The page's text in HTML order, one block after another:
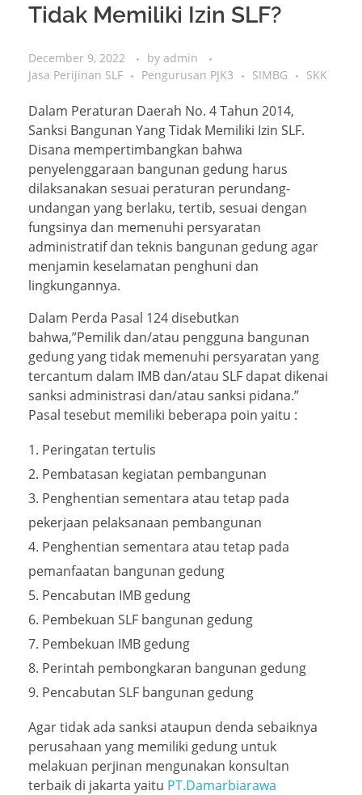
Tidak Memiliki Izin SLF?
December 9, 2022 by admin
Jasa Perijinan SLF
Pengurusan PJK3 SIMBG SKK
Dalam Peraturan Daerah No. 4 Tahun 2014,
Sanksi Bangunan Yang Tidak Memiliki Izin SLF.
Disana mempertimbangkan bahwa
penyelenggaraan bangunan gedung harus
dilaksanakan sesuai peraturan perundang-
undangan yang berlaku, tertib, sesuai dengan
fungsinya dan memenuhi persyaratan
administratif dan teknis bangunan gedung agar
menjamin keselamatan penghuni dan
lingkungannya.
Dalam Perda Pasal 124 disebutkan
bahwa,”Pemilik dan/atau pengguna bangunan
gedung yang tidak memenuhi persyaratan yang
tercantum dalam IMB dan/atau SLF dapat dikenai
sanksi administrasi dan/atau sanksi pidana.”
Pasal tesebut memiliki beberapa poin yaitu :
Peringatan tertulis
Pembatasan kegiatan pembangunan
Penghentian sementara atau tetap pada
pekerjaan pelaksanaan pembangunan
Penghentian sementara atau tetap pada
pemanfaatan bangunan gedung
Pencabutan IMB gedung
Pembekuan SLF bangunan gedung
Pembekuan IMB gedung
Perintah pembongkaran bangunan gedung
Pencabutan SLF bangunan gedung
Agar tidak ada sanksi ataupun denda sebaiknya
perusahaan yang memiliki gedung untuk
melakuan perjinan mengunakan konsultan
terbaik di jakarta yaitu PT.Damarbiarawa